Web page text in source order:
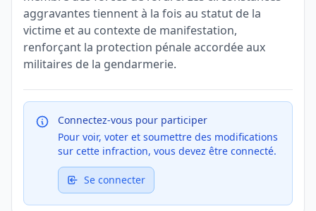
aggravantes tiennent à la fois au statut de la
victime et au contexte de manifestation,
renforçant la protection pénale accordée aux
militaires de la gendarmerie.
Connectez-vous pour participer
Pour voir, voter et soumettre des modifications
sur cette infraction, vous devez être connecté.
Se connecter